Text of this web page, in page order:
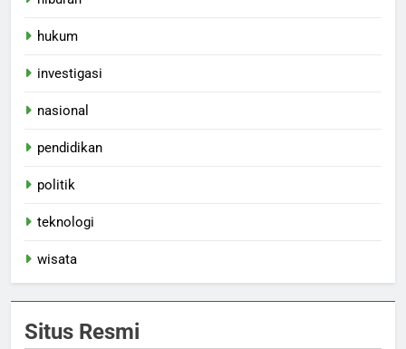
hukum
investigasi
nasional
pendidikan
politik
teknologi
wisata
Situs Resmi